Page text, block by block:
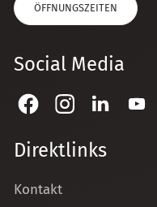
ÖFFNUNGSZEITEN
Social Media
Direktlinks
Kontakt